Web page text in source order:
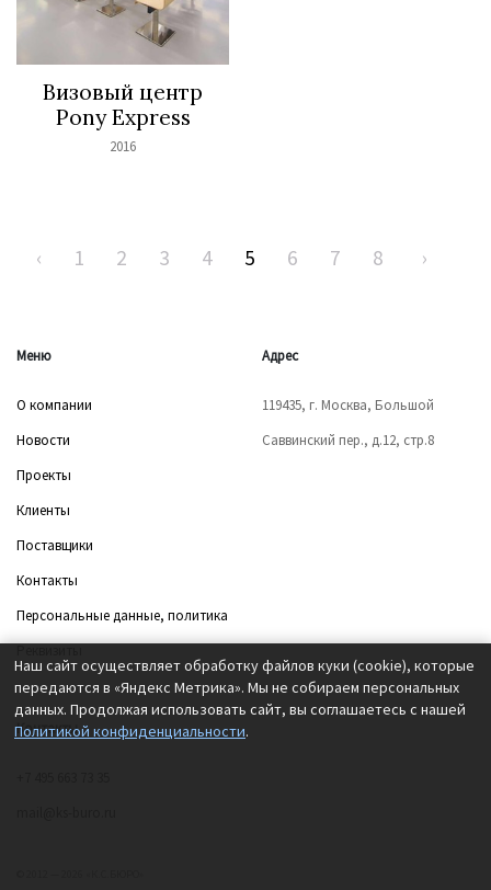
Визовый центр
Pony Express
2016
‹ 1 2 3 4 5 6 7 8 ›
Меню
О компании
Новости
Проекты
Клиенты
Поставщики
Контакты
Персональные данные, политика
Адрес
119435, г. Москва, Большой
Саввинский пер., д.12, стр.8
Контакты
Наш сайт осуществляет обработку файлов куки (cookie), которые
передаются в «Яндекс Метрика». Мы не собираем персональных
данных. Продолжая использовать сайт, вы соглашаетесь с нашей
Политикой конфиденциальности.